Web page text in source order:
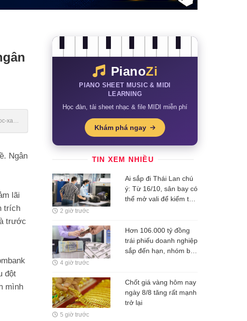
xac-
Ngân
lãi
trích
trước
đột
mình
PianoZi
PIANO SHEET MUSIC & MIDI
LEARNING
Học đàn, tải sheet nhạc & file MIDI miễn phí
Khám phá ngay
TIN XEM NHIỀU
Ai sắp đi Thái Lan chú
ý: Từ 16/10, sân bay có
thể mở vali để kiểm tra
2 giờ trước
Hơn 106.000 tỷ đồng
trái phiếu doanh nghiệp
sắp đến hạn, nhóm bất
4 giờ trước
Chốt giá vàng hôm nay
ngày 8/8 tăng rất mạnh
trở lại
5 giờ trước